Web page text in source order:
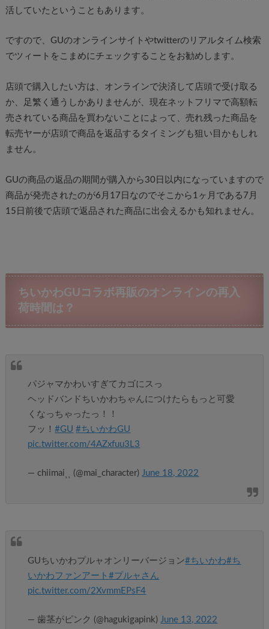
活していたということもあります。
ですので、GUのオンラインサイトやtwitterのリアルタイム検索
でツィートをこまめにチェックすることをお勧めします。
店頭で購入したい方は、オンラインで決済して店頭で受け取る
か、足繁く通うしかありませんが、現在ネットフリマで高額転
売されている商品を買わないことによって、売れ残った商品を
転売ヤーが店頭で商品を返品するタイミングも狙い目かもしれ
ません。
GUの商品の返品の期間が購入から30日以内になっていますので
商品が発売されたのが6月17日なのでそこから1ヶ月である7月
15日前後で店頭で返品された商品に出会えるかも知れません。
ちいかわGUコラボ再販のオンラインの再入
荷時間は？
パジャマかわいすぎてカゴにスっ
ヘッドバンドちいかわちゃんにつけたらもっと可愛
くなっちゃったっ！！
フッ！#GU #ちいかわGU
pic.twitter.com/4AZxfuu3L3
— chiimai⸒⸒ (@mai_character)June 18, 2022
GUちいかわプルャオンリーバージョン#ちいかわ#ち
いかわファンアート#プルャさん
pic.twitter.com/2XvmmEPsF4
— 歯茎がピンク (@hagukigapink) June 13, 2022